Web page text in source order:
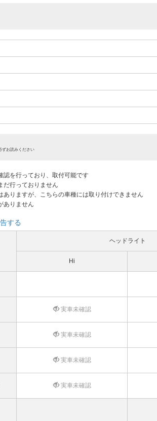
ずお読みください
認を行っており、取付可能です
だ行っておりません
ありますが、こちらの車種には取り付けできません
ありません
する
ヘッドライト
Hi
実車未確認
実車未確認
実車未確認
実車未確認